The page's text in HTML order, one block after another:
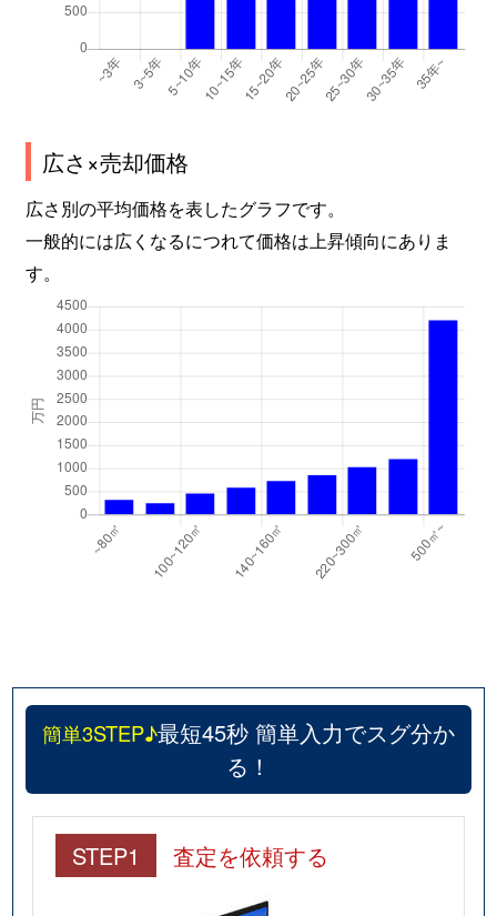
広さ×売却価格
広さ別の平均価格を表したグラフです。
一般的には広くなるにつれて価格は上昇傾向にありま
す。
簡単3STEP♪最短45秒 簡単入力でスグ分か
る！
STEP1 査定を依頼する